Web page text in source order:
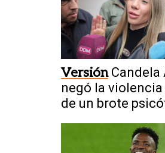
Versión Candela
negó la violencia
de un brote